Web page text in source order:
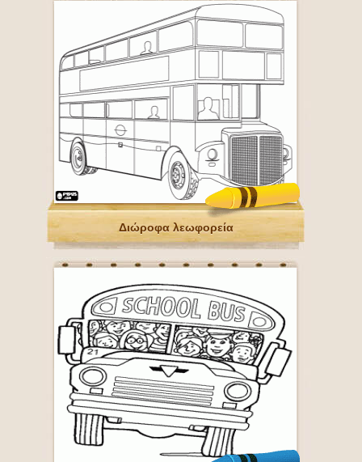
Διώροφα λεωφορεία